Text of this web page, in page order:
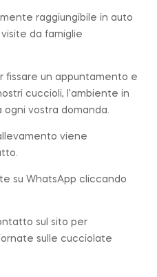
raggiungibile in auto
da famiglie
fissare un appuntamento e
cuccioli, l’ambiente in
vostra domanda.
viene
su WhatsApp cliccando
sul sito per
sulle cucciolate